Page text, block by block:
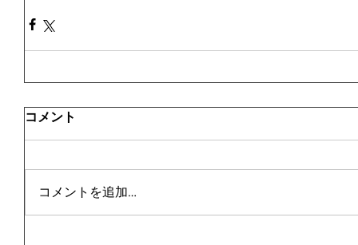
コメント
コメントを追加…